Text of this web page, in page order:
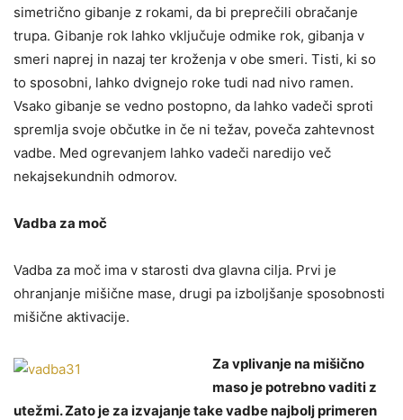
simetrično gibanje z rokami, da bi preprečili obračanje
trupa. Gibanje rok lahko vključuje odmike rok, gibanja v
smeri naprej in nazaj ter kroženja v obe smeri. Tisti, ki so
to sposobni, lahko dvignejo roke tudi nad nivo ramen.
Vsako gibanje se vedno postopno, da lahko vadeči sproti
spremlja svoje občutke in če ni težav, poveča zahtevnost
vadbe. Med ogrevanjem lahko vadeči naredijo več
nekajsekundnih odmorov.
Vadba za moč
Vadba za moč ima v starosti dva glavna cilja. Prvi je
ohranjanje mišične mase, drugi pa izboljšanje sposobnosti
mišične aktivacije.
Za vplivanje na mišično
maso je potrebno vaditi z
utežmi. Zato je za izvajanje take vadbe najbolj primeren